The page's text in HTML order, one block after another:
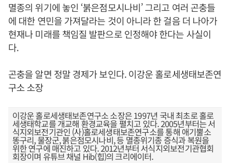
멸종의 위기에 놓인 ‘붉은점모시나비’ 그리고 여러 곤충들
에 대한 연민을 가져달라는 것이 아니라 한 걸음 더 나아가
현재나 미래를 책임질 발판으로 인정해야 한다는 사실이
다.
곤충을 알면 정말 경제가 보인다. 이강운 홀로세생태보존연
구소 소장
이강운 홀로세생태보존연구소 소장은 1997년 국내 최초로 홀로
세생태학교를 개교해 환경교육을 펼치고 있다. 2005년부터는 서
식지외보전기관인 (사)홀로세생태보존연구소를 통해 애기뿔소
똥구리, 물장군, 붉은점모시나비, 등 멸종위기종 증식과 복원을
위한 연구에 매진하고 있다. 2012년부터 서식지외보전기관협회
회장이며 유튜브 채널 Hib(힙)의 크리에이터.